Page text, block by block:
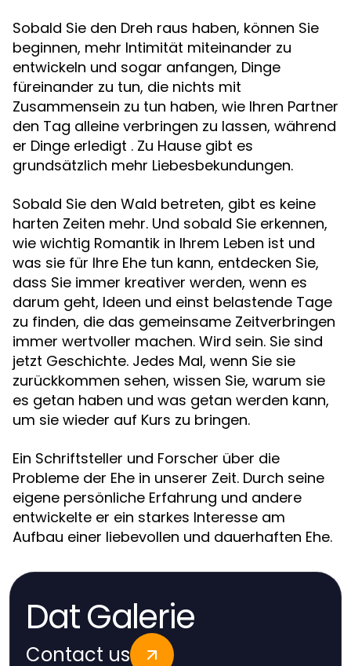
Sobald Sie den Dreh raus haben, können Sie
beginnen, mehr Intimität miteinander zu
entwickeln und sogar anfangen, Dinge
füreinander zu tun, die nichts mit
Zusammensein zu tun haben, wie Ihren Partner
den Tag alleine verbringen zu lassen, während
er Dinge erledigt . Zu Hause gibt es
grundsätzlich mehr Liebesbekundungen.
Sobald Sie den Wald betreten, gibt es keine
harten Zeiten mehr. Und sobald Sie erkennen,
wie wichtig Romantik in Ihrem Leben ist und
was sie für Ihre Ehe tun kann, entdecken Sie,
dass Sie immer kreativer werden, wenn es
darum geht, Ideen und einst belastende Tage
zu finden, die das gemeinsame Zeitverbringen
immer wertvoller machen. Wird sein. Sie sind
jetzt Geschichte. Jedes Mal, wenn Sie sie
zurückkommen sehen, wissen Sie, warum sie
es getan haben und was getan werden kann,
um sie wieder auf Kurs zu bringen.
Ein Schriftsteller und Forscher über die
Probleme der Ehe in unserer Zeit. Durch seine
eigene persönliche Erfahrung und andere
entwickelte er ein starkes Interesse am
Aufbau einer liebevollen und dauerhaften Ehe.
Dat Galerie
Contact us